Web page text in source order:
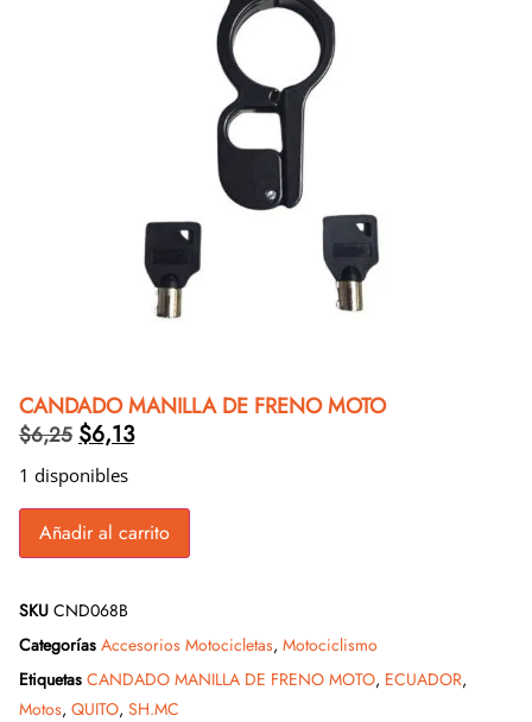
CANDADO MANILLA DE FRENO MOTO
$6,25 $6,13
1 disponibles
Añadir al carrito
SKU CND068B
Categorías Accesorios Motocicletas, Motociclismo
Etiquetas CANDADO MANILLA DE FRENO MOTO, ECUADOR,
Motos, QUITO, SH.MC